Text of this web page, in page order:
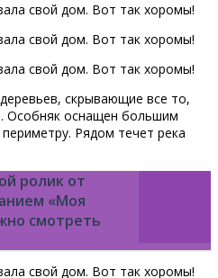
скрывающие все то,
Особняк оснащен большим
Рядом течет река
ролик от
«Моя
смотреть